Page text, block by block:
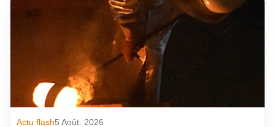
Actu flash5 Août. 2026